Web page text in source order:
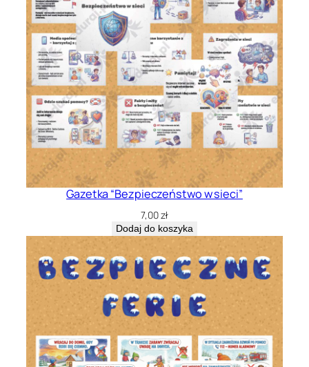
Gazetka “Bezpieczeństwo w sieci”
7,00zł
Dodaj do koszyka